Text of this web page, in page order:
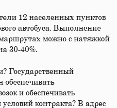
12 населенных пунктов
автобуса. Выполнение
можно с натяжкой
30-40%.
Государственный
обеспечивать
и обеспечивать
контракта? В адрес